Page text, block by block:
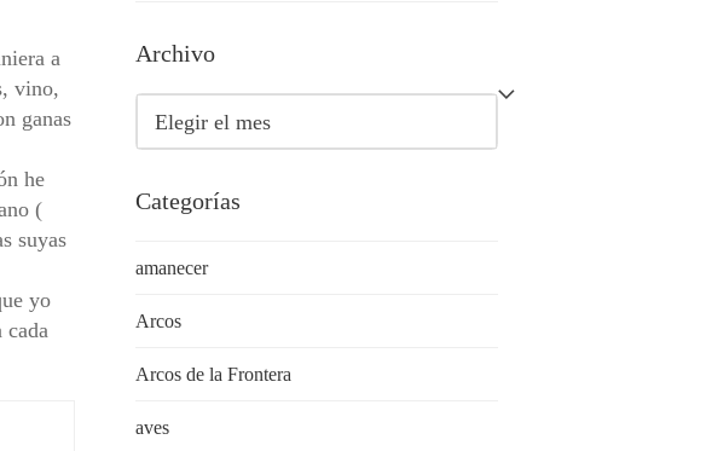
a
vino,
ganas
he
(
suyas
yo
cada
Archivo
Categorías
amanecer
Arcos
Arcos de la Frontera
aves